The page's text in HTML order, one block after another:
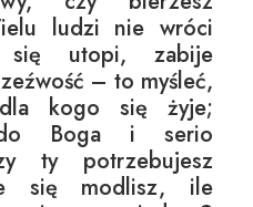
ludzi nie wróci
utopi, zabije
– to myśleć,
kogo się żyje;
Boga i serio
ty potrzebujesz
się modlisz, ile